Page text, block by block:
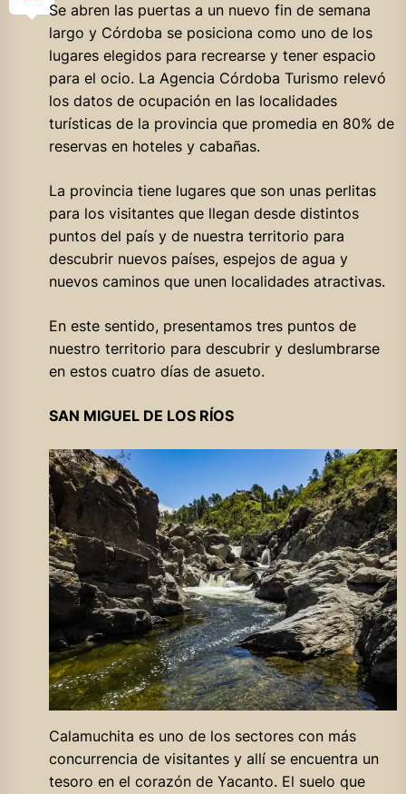
Se abren las puertas a un nuevo fin de semana
largo y Córdoba se posiciona como uno de los
lugares elegidos para recrearse y tener espacio
para el ocio. La Agencia Córdoba Turismo relevó
los datos de ocupación en las localidades
turísticas de la provincia que promedia en 80% de
reservas en hoteles y cabañas.
La provincia tiene lugares que son unas perlitas
para los visitantes que llegan desde distintos
puntos del país y de nuestra territorio para
descubrir nuevos países, espejos de agua y
nuevos caminos que unen localidades atractivas.
En este sentido, presentamos tres puntos de
nuestro territorio para descubrir y deslumbrarse
en estos cuatro días de asueto.
SAN MIGUEL DE LOS RÍOS
Calamuchita es uno de los sectores con más
concurrencia de visitantes y allí se encuentra un
tesoro en el corazón de Yacanto. El suelo que